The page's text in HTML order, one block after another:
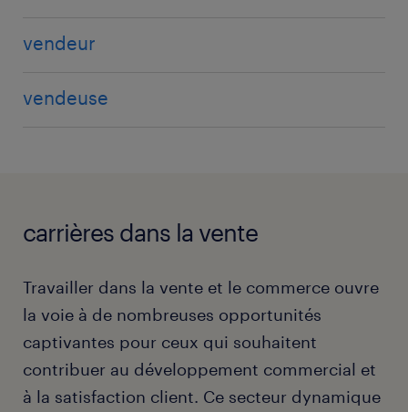
vendeur
vendeuse
carrières dans la vente
Travailler dans la vente et le commerce ouvre
la voie à de nombreuses opportunités
captivantes pour ceux qui souhaitent
contribuer au développement commercial et
à la satisfaction client. Ce secteur dynamique